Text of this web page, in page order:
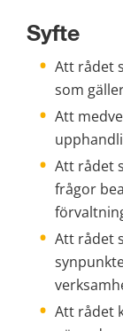
Syfte
Att rådet
som
Att
Att rådet
frågor
Att rådet
Att rådet